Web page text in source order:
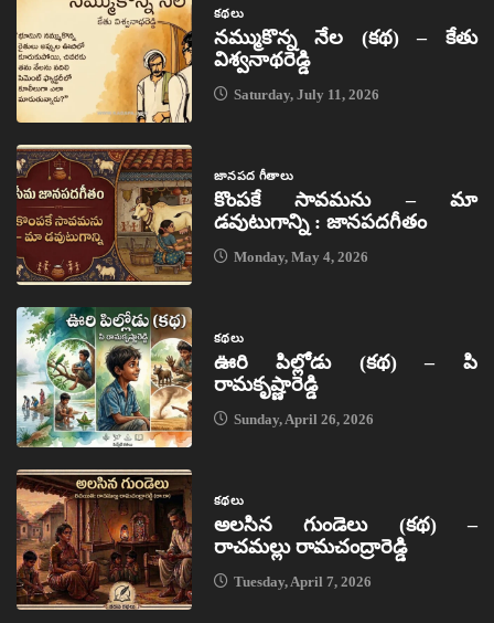
కథలు
నమ్ముకొన్న నేల (కథ) – కేతు
విశ్వనాథరెడ్డి
Saturday, July 11, 2026
జానపద గీతాలు
కొంపకే సావమను – మా
డవుటుగాన్ని : జానపదగీతం
Monday, May 4, 2026
కథలు
ఊరి పిల్లోడు (కథ) – పి
రామకృష్ణారెడ్డి
Sunday, April 26, 2026
కథలు
అలసిన గుండెలు (కథ) –
రాచమల్లు రామచంద్రారెడ్డి
Tuesday, April 7, 2026